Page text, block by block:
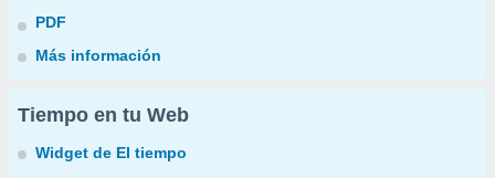
PDF
Más información
Tiempo en tu Web
Widget de El tiempo